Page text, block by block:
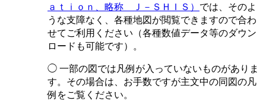
ａｔｉｏｎ、略称 Ｊ－ＳＨＩＳ） では、そのよ
うな支障なく、各種地図が閲覧できますので合わ
せてご利用ください（各種数値データ等のダウン
ロードも可能です）。
◯ 一部の図では凡例が入っていないものがありま
す。その場合は、お手数ですが主文中の同図の凡
例をご覧ください。